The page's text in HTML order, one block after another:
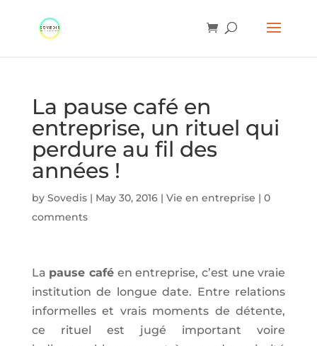
La pause café en
entreprise, un rituel qui
perdure au fil des
années !
by Sovedis| May 30, 2016| Vie en entreprise | 0
comments
La pause café en entreprise, c’est une vraie
institution de longue date. Entre relations
informelles et vrais moments de détente,
ce rituel est jugé important voire